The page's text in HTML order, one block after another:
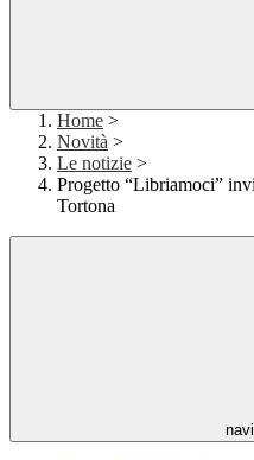
Home >
Novità >
Le notizie >
Progetto “Libriamoci”
Tortona